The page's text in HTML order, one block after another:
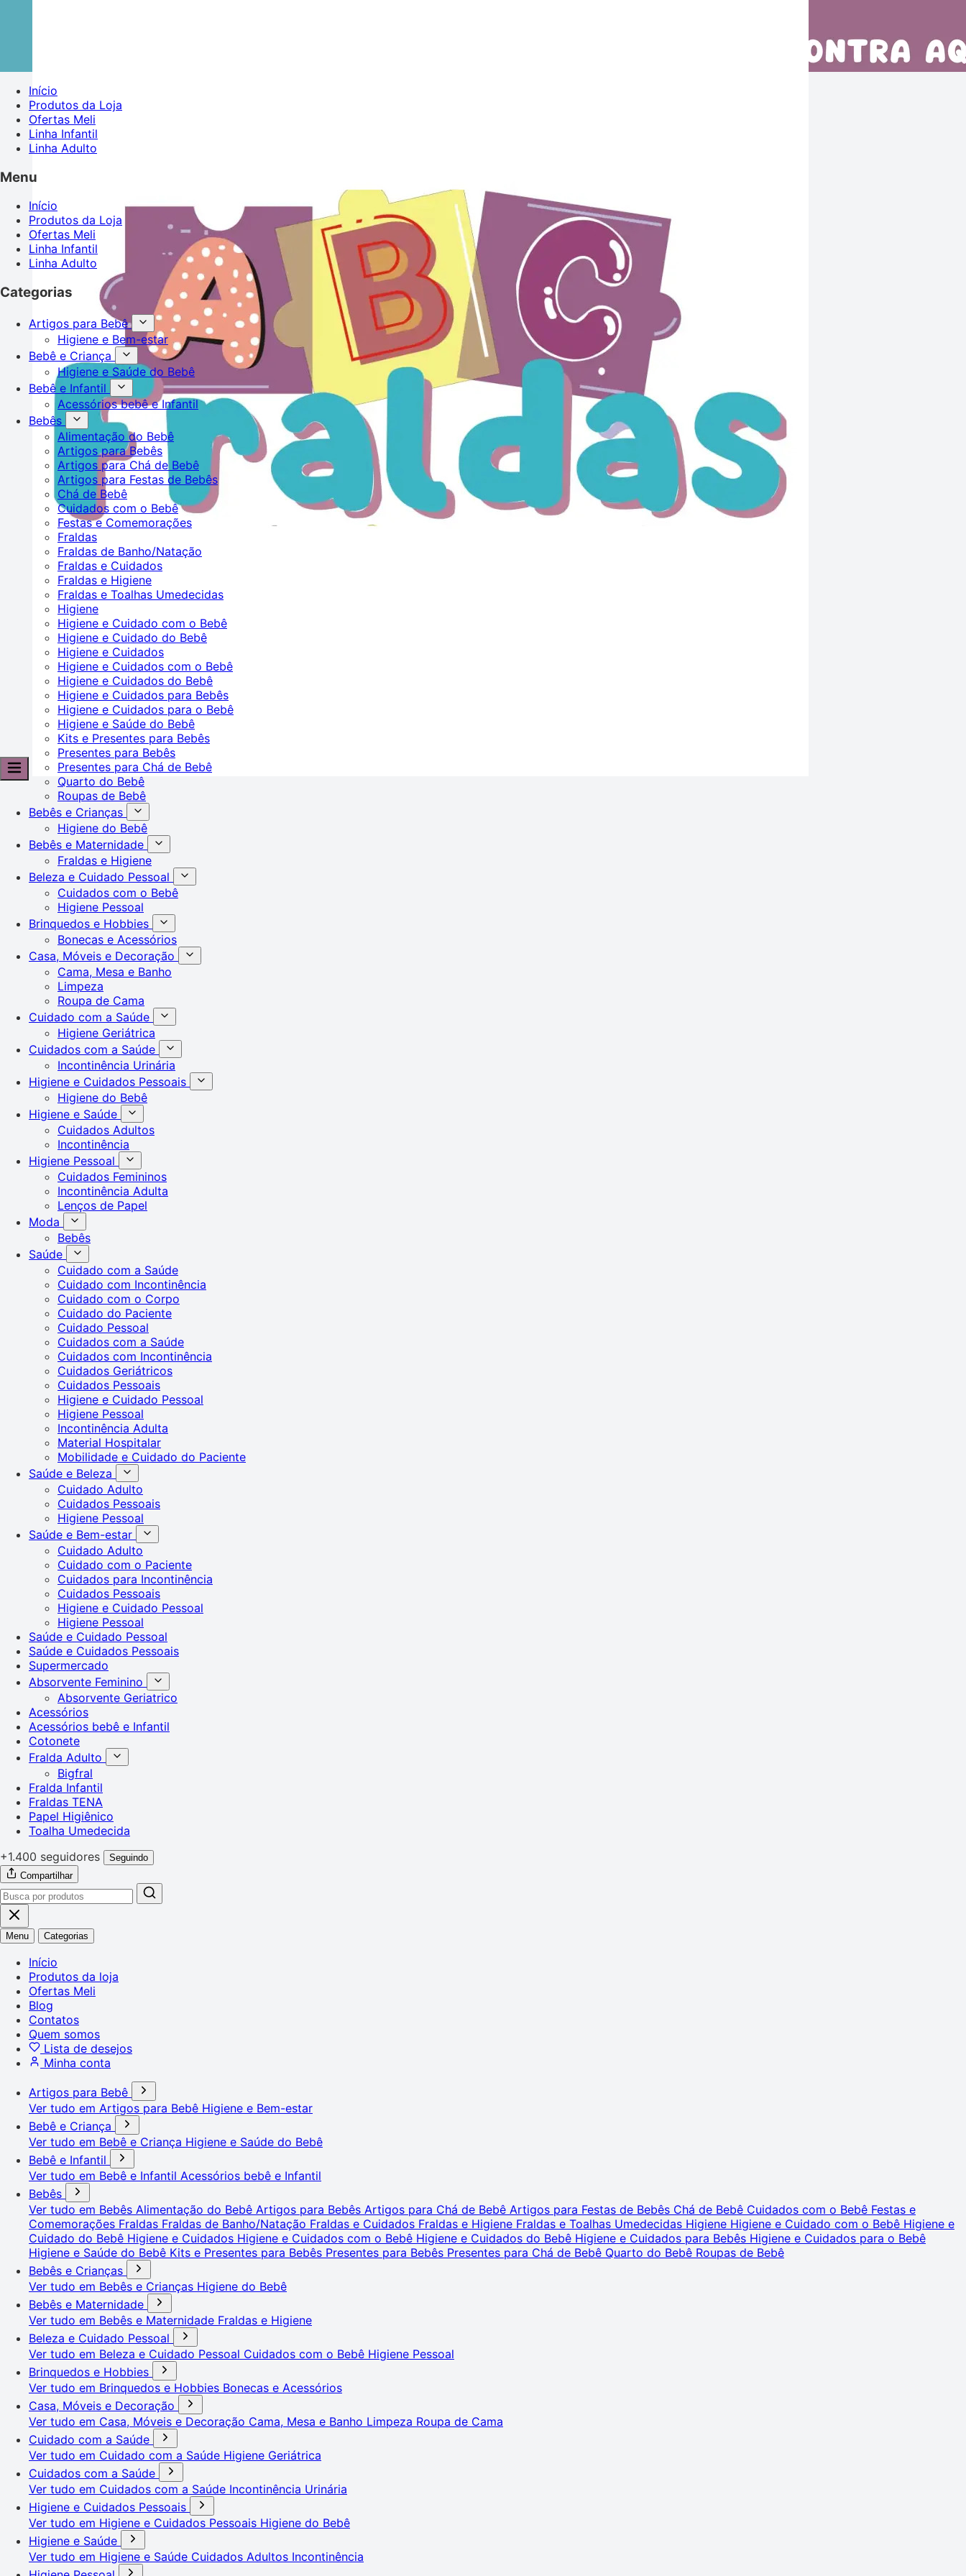
Início
Produtos da Loja
Ofertas Meli
Linha Infantil
Linha Adulto
Menu
Início
Produtos da Loja
Ofertas Meli
Linha Infantil
Linha Adulto
Categorias
Artigos para Bebê
Higiene e Bem-estar
Bebê e Criança
Higiene e Saúde do Bebê
Bebê e Infantil
Acessórios bebê e Infantil
Bebês
Alimentação do Bebê
Artigos para Bebês
Artigos para Chá de Bebê
Artigos para Festas de Bebês
Chá de Bebê
Cuidados com o Bebê
Festas e Comemorações
Fraldas
Fraldas de Banho/Natação
Fraldas e Cuidados
Fraldas e Higiene
Fraldas e Toalhas Umedecidas
Higiene
Higiene e Cuidado com o Bebê
Higiene e Cuidado do Bebê
Higiene e Cuidados
Higiene e Cuidados com o Bebê
Higiene e Cuidados do Bebê
Higiene e Cuidados para Bebês
Higiene e Cuidados para o Bebê
Higiene e Saúde do Bebê
Kits e Presentes para Bebês
Presentes para Bebês
Presentes para Chá de Bebê
Quarto do Bebê
Roupas de Bebê
Bebês e Crianças
Higiene do Bebê
Bebês e Maternidade
Fraldas e Higiene
Beleza e Cuidado Pessoal
Cuidados com o Bebê
Higiene Pessoal
Brinquedos e Hobbies
Bonecas e Acessórios
Casa, Móveis e Decoração
Cama, Mesa e Banho
Limpeza
Roupa de Cama
Cuidado com a Saúde
Higiene Geriátrica
Cuidados com a Saúde
Incontinência Urinária
Higiene e Cuidados Pessoais
Higiene do Bebê
Higiene e Saúde
Cuidados Adultos
Incontinência
Higiene Pessoal
Cuidados Femininos
Incontinência Adulta
Lenços de Papel
Moda
Bebês
Saúde
Cuidado com a Saúde
Cuidado com Incontinência
Cuidado com o Corpo
Cuidado do Paciente
Cuidado Pessoal
Cuidados com a Saúde
Cuidados com Incontinência
Cuidados Geriátricos
Cuidados Pessoais
Higiene e Cuidado Pessoal
Higiene Pessoal
Incontinência Adulta
Material Hospitalar
Mobilidade e Cuidado do Paciente
Saúde e Beleza
Cuidado Adulto
Cuidados Pessoais
Higiene Pessoal
Saúde e Bem-estar
Cuidado Adulto
Cuidado com o Paciente
Cuidados para Incontinência
Cuidados Pessoais
Higiene e Cuidado Pessoal
Higiene Pessoal
Saúde e Cuidado Pessoal
Saúde e Cuidados Pessoais
Supermercado
Absorvente Feminino
Absorvente Geriatrico
Acessórios
Acessórios bebê e Infantil
Cotonete
Fralda Adulto
Bigfral
Fralda Infantil
Fraldas TENA
Papel Higiênico
Toalha Umedecida
+1.400 seguidores
Seguindo
Compartilhar
Menu Categorias
Início
Produtos da loja
Ofertas Meli
Blog
Contatos
Quem somos
Lista de desejos
Minha conta
Artigos para Bebê
Ver tudo em Artigos para Bebê Higiene e Bem-estar
Bebê e Criança
Ver tudo em Bebê e Criança Higiene e Saúde do Bebê
Bebê e Infantil
Ver tudo em Bebê e Infantil Acessórios bebê e Infantil
Bebês
Ver tudo em Bebês Alimentação do Bebê Artigos para Bebês Artigos para Chá de Bebê Artigos para Festas de Bebês Chá de Bebê Cuidados com o Bebê Festas e
Comemorações Fraldas Fraldas de Banho/Natação Fraldas e Cuidados Fraldas e Higiene Fraldas e Toalhas Umedecidas Higiene Higiene e Cuidado com o Bebê Higiene e
Cuidado do Bebê Higiene e Cuidados Higiene e Cuidados com o Bebê Higiene e Cuidados do Bebê Higiene e Cuidados para Bebês Higiene e Cuidados para o Bebê
Higiene e Saúde do Bebê Kits e Presentes para Bebês Presentes para Bebês Presentes para Chá de Bebê Quarto do Bebê Roupas de Bebê
Bebês e Crianças
Ver tudo em Bebês e Crianças Higiene do Bebê
Bebês e Maternidade
Ver tudo em Bebês e Maternidade Fraldas e Higiene
Beleza e Cuidado Pessoal
Ver tudo em Beleza e Cuidado Pessoal Cuidados com o Bebê Higiene Pessoal
Brinquedos e Hobbies
Ver tudo em Brinquedos e Hobbies Bonecas e Acessórios
Casa, Móveis e Decoração
Ver tudo em Casa, Móveis e Decoração Cama, Mesa e Banho Limpeza Roupa de Cama
Cuidado com a Saúde
Ver tudo em Cuidado com a Saúde Higiene Geriátrica
Cuidados com a Saúde
Ver tudo em Cuidados com a Saúde Incontinência Urinária
Higiene e Cuidados Pessoais
Ver tudo em Higiene e Cuidados Pessoais Higiene do Bebê
Higiene e Saúde
Ver tudo em Higiene e Saúde Cuidados Adultos Incontinência